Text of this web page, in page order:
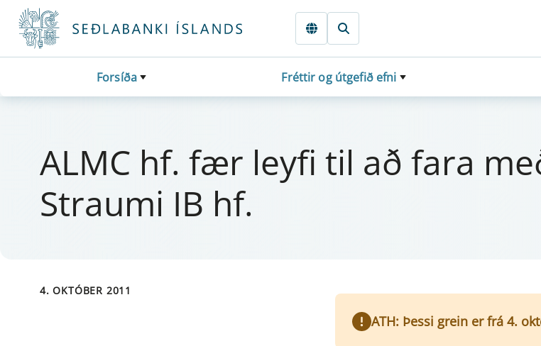
Fara beint í Meginmál
Forsíða Fréttir og útgefið efni
ALMC hf. fær ley­fi til að fara
Straumi IB hf.
4. OKTÓBER 2011
ATH: Þessi grein er frá 4.